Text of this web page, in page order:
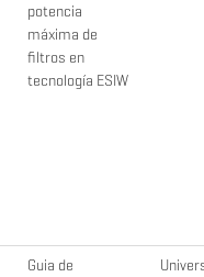
potencia
máxima de
filtros en
tecnología ESIW
Guia de